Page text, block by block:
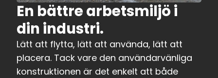
En bättre arbetsmiljö i
din industri.
Lätt att flytta, lätt att använda, lätt att
placera. Tack vare den användarvänliga
konstruktionen är det enkelt att både